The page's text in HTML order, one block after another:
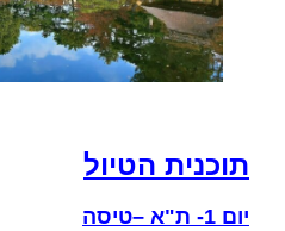
תוכנית הטיול
יום ת"א –טיסה